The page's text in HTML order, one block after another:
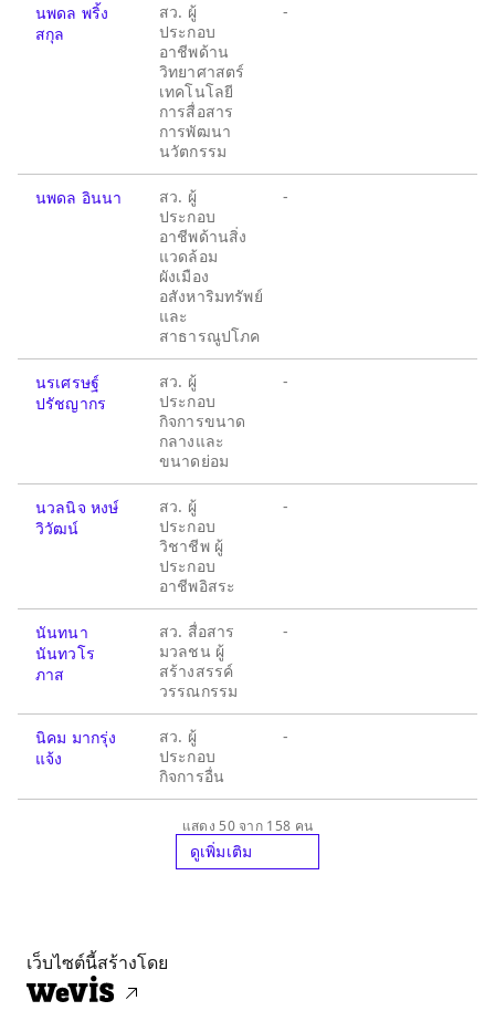
นพดล พริ้ง
สกุล
สว. ผู้
ประกอบ
อาชีพด้าน
วิทยาศาสตร์
เทคโนโลยี
การสื่อสาร
การพัฒนา
นวัตกรรม
-
นพดล อินนา
สว. ผู้
ประกอบ
อาชีพด้านสิ่ง
แวดล้อม
ผังเมือง
อสังหาริมทรัพย์
และ
สาธารณูปโภค
-
นรเศรษฐ์
ปรัชญากร
สว. ผู้
ประกอบ
กิจการขนาด
กลางและ
ขนาดย่อม
-
นวลนิจ หงษ์
วิวัฒน์
สว. ผู้
ประกอบ
วิชาชีพ ผู้
ประกอบ
อาชีพอิสระ
-
นันทนา
นันทวโร
ภาส
สว. สื่อสาร
มวลชน ผู้
สร้างสรรค์
วรรณกรรม
-
นิคม มากรุ่ง
แจ้ง
สว. ผู้
ประกอบ
กิจการอื่น
-
แสดง 50 จาก 158 คน
ดูเพิ่มเติม
เว็บไซต์นี้สร้างโดย